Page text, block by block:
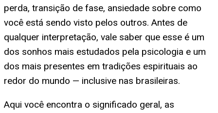
perda, transição de fase, ansiedade sobre como
você está sendo visto pelos outros. Antes de
qualquer interpretação, vale saber que esse é um
dos sonhos mais estudados pela psicologia e um
dos mais presentes em tradições espirituais ao
redor do mundo — inclusive nas brasileiras.
Aqui você encontra o significado geral, as